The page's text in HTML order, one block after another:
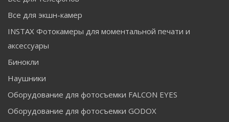
Все для экшн-камер
INSTAX Фотокамеры для моментальной печати и
аксессуары
Бинокли
Наушники
Оборудование для фотосъемки FALCON EYES
Оборудование для фотосъемки GODOX